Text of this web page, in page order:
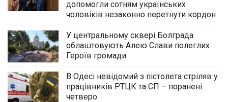
допомогли сотням українських
чоловіків незаконно перетнути кордон
У центральному сквері Болграда
облаштовують Алею Слави полеглих
Героїв громади
В Одесі невідомий з пістолета стріляв у
працівників РТЦК та СП – поранені
четверо